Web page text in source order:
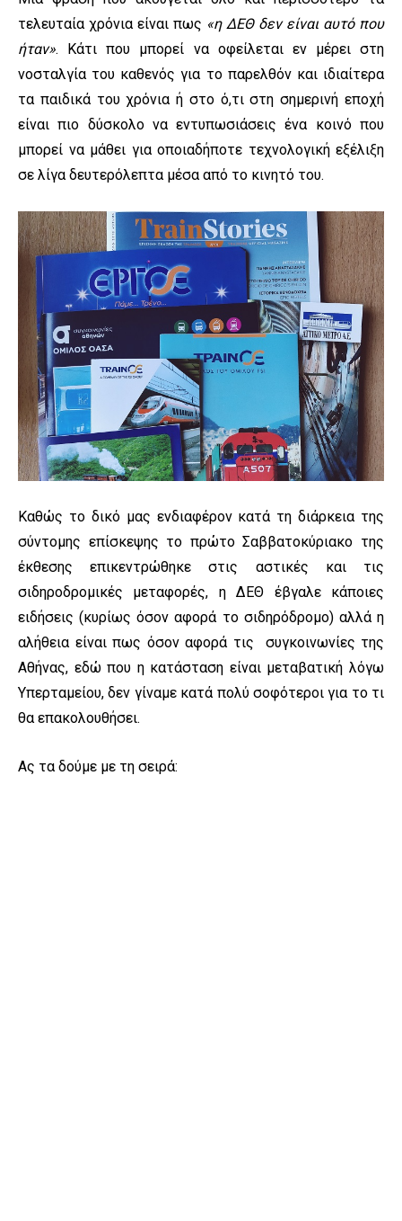
τελευταία χρόνια είναι πως «η ΔΕΘ δεν είναι αυτό που
ήταν». Κάτι που μπορεί να οφείλεται εν μέρει στη
νοσταλγία του καθενός για το παρελθόν και ιδιαίτερα
τα παιδικά του χρόνια ή στο ό,τι στη σημερινή εποχή
είναι πιο δύσκολο να εντυπωσιάσεις ένα κοινό που
μπορεί να μάθει για οποιαδήποτε τεχνολογική εξέλιξη
σε λίγα δευτερόλεπτα μέσα από το κινητό του.
Καθώς το δικό μας ενδιαφέρον κατά τη διάρκεια της
σύντομης επίσκεψης το πρώτο Σαββατοκύριακο της
έκθεσης επικεντρώθηκε στις αστικές και τις
σιδηροδρομικές μεταφορές, η ΔΕΘ έβγαλε κάποιες
ειδήσεις (κυρίως όσον αφορά το σιδηρόδρομο) αλλά η
αλήθεια είναι πως όσον αφορά τις συγκοινωνίες της
Αθήνας, εδώ που η κατάσταση είναι μεταβατική λόγω
Υπερταμείου, δεν γίναμε κατά πολύ σοφότεροι για το τι
θα επακολουθήσει.
Ας τα δούμε με τη σειρά: